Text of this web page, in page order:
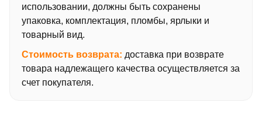
использовании, должны быть сохранены
упаковка, комплектация, пломбы, ярлыки и
товарный вид.
Стоимость возврата: доставка при возврате
товара надлежащего качества осуществляется за
счет покупателя.